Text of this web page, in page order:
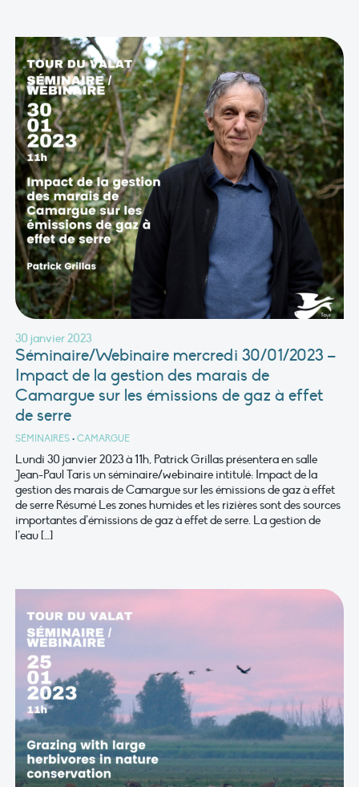
30 janvier 2023
Séminaire/Webinaire mercredi 30/01/2023 –
Impact de la gestion des marais de
Camargue sur les émissions de gaz à effet
de serre
SÉMINAIRES • CAMARGUE
Lundi 30 janvier 2023 à 11h, Patrick Grillas présentera en salle
Jean-Paul Taris un séminaire/webinaire intitulé: Impact de la
gestion des marais de Camargue sur les émissions de gaz à effet
de serre Résumé Les zones humides et les rizières sont des sources
importantes d’émissions de gaz à effet de serre. La gestion de
l’eau […]